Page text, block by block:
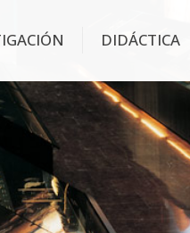
DIDÁCTICA